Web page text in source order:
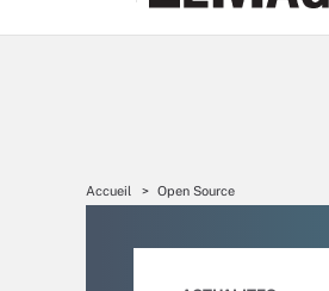
Accueil Open Source